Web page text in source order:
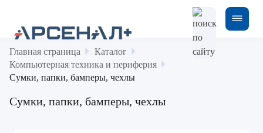
Главная страница
Каталог
Компьютерная техника и периферия
Сумки, папки, бамперы, чехлы
Сумки, папки, бамперы, чехлы